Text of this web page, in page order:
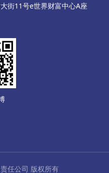
街11号e世界财富中心A座
任公司 版权所有